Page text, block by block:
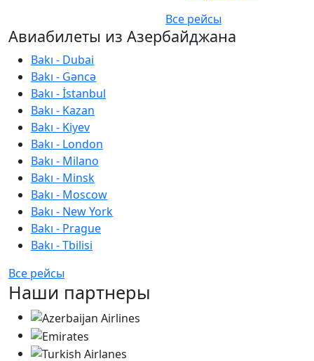
Все рейсы
Авиабилеты из Азербайджана
Bakı - Dubai
Bakı - Gəncə
Bakı - İstanbul
Bakı - Kazan
Bakı - Kiyev
Bakı - London
Bakı - Milano
Bakı - Minsk
Bakı - Moscow
Bakı - New York
Bakı - Prague
Bakı - Tbilisi
Все рейсы
Наши партнеры